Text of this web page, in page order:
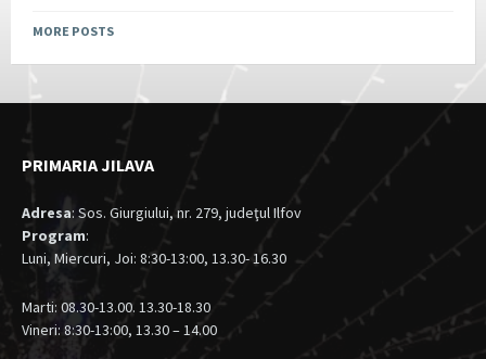
MORE POSTS
PRIMARIA JILAVA
Adresa: Sos. Giurgiului, nr. 279, judeţul Ilfov
Program:
Luni, Miercuri, Joi: 8:30-13:00, 13.30- 16.30
Marti: 08.30-13.00. 13.30-18.30
Vineri: 8:30-13:00, 13.30 – 14.00